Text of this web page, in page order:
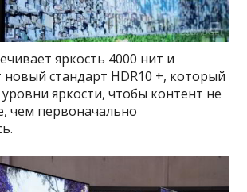
яркость 4000 нит и
стандарт HDR10 +, который
яркости, чтобы контент не
чем первоначально